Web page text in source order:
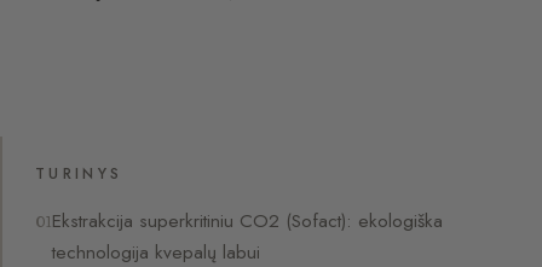
TURINYS
Ekstrakcija superkritiniu CO2 (Sofact): ekologiška
technologija kvepalų labui